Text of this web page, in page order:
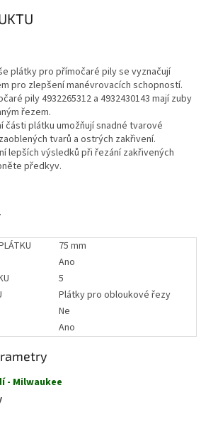
plátky pro přímočaré pily se vyznačují
pro zlepšení manévrovacích schopností.
pily 4932265312 a 4932430143 mají zuby
řezem.
části plátku umožňují snadné tvarové
tvarů a ostrých zakřivení.
lepších výsledků při řezání zakřivených
předkyv.
75 mm
Ano
5
Plátky pro obloukové řezy
Ne
Ano
- Milwaukee